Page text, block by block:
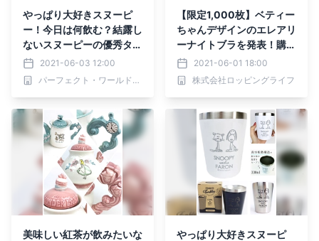
やっぱり大好きスヌーピ
ー！今日は何飲む？結露し
ないスヌーピーの優秀タン
ブラーがスゴイ♪
2021-06-03 12:00
パーフェクト・ワールド株式会社
【限定1,000枚】ベティー
ちゃんデザインのエレアリ
ーナイトブラを発表！購入
者全員にナイトキャッププ
レゼントの特典付き！
2021-06-01 18:00
株式会社ロッピングライフ
美味しい紅茶が飲みたいな
やっぱり大好きスヌーピ